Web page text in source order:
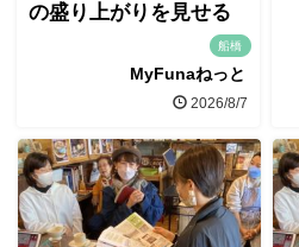
の盛り上がりを見せる
船橋
MyFunaねっと
2026/8/7